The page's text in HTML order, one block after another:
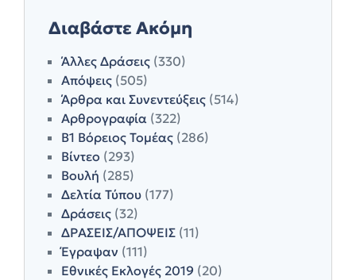
Διαβάστε Ακόμη
Άλλες Δράσεις (330)
Απόψεις (505)
Άρθρα και Συνεντεύξεις (514)
Αρθρογραφία (322)
Β1 Βόρειος Τομέας (286)
Βίντεο (293)
Βουλή (285)
Δελτία Τύπου (177)
Δράσεις (32)
ΔΡΑΣΕΙΣ/ΑΠΟΨΕΙΣ (11)
Έγραψαν (111)
Εθνικές Εκλογές 2019 (20)